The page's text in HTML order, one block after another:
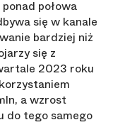
połowa
się w kanale
bardziej niż
się z
2023 roku
a wzrost
do tego samego